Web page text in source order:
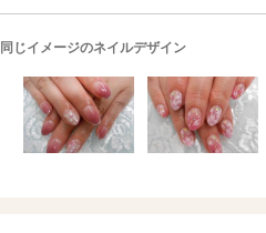
同じイメージのネイルデザイン